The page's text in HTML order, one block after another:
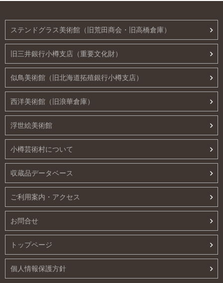
ステンドグラス美術館（旧荒田商会・旧高橋倉庫）
旧三井銀行小樽支店（重要文化財）
似鳥美術館（旧北海道拓殖銀行小樽支店）
西洋美術館（旧浪華倉庫）
浮世絵美術館
小樽芸術村について
収蔵品データベース
ご利用案内・アクセス
お問合せ
トップページ
個人情報保護方針